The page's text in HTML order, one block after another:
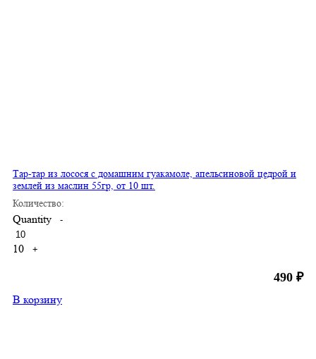
Тар-тар из лосося с домашним гуакамоле, апельсиновой цедрой и
землей из маслин 55гр, от 10 шт.
Количество:
Quantity -
10 +
490 ₽
В корзину